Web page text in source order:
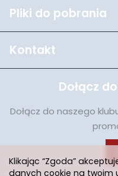
Pliki do pobrania
Kontakt
Dołącz
Dołącz do naszego
Klikając “Zgoda”
danych cookie na twoim